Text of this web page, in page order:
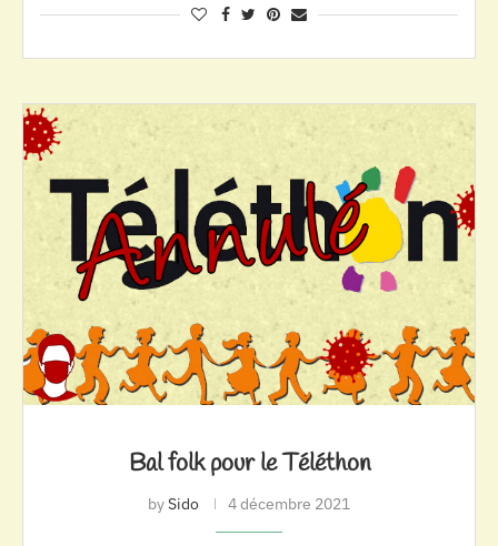
Bal folk pour le Téléthon
bySido 4 décembre 2021